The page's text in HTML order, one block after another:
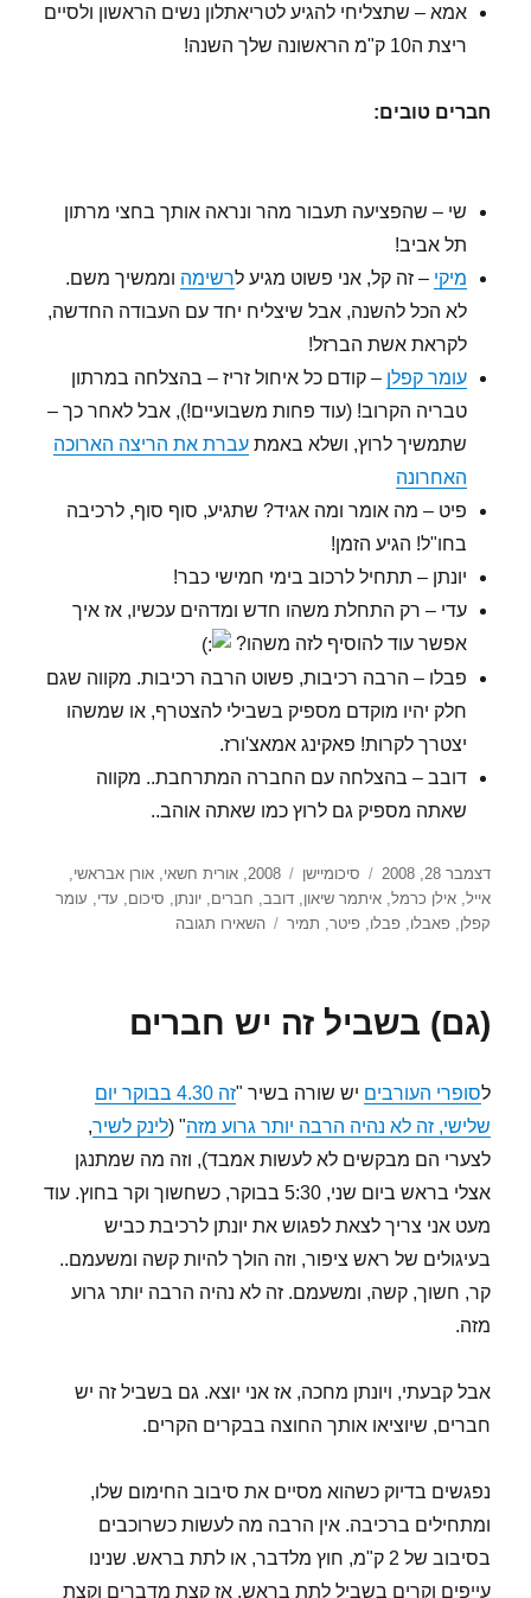
אמא – שתצליחי להגיע לטריאתלון נשים הראשון ולסיים
ריצת ה10 ק"מ הראשונה שלך השנה!
חברים טובים:
שי – שהפציעה תעבור מהר ונראה אותך בחצי מרתון
תל אביב!
מיקי – זה קל, אני פשוט מגיע לרשימה וממשיך משם.
לא הכל להשנה, אבל שיצליח יחד עם העבודה החדשה,
לקראת אשת הברזל!
עומר קפלן – קודם כל איחול זריז – בהצלחה במרתון
טבריה הקרוב! (עוד פחות משבועיים!), אבל לאחר כך –
שתמשיך לרוץ, ושלא באמתעברת את הריצה הארוכה
האחרונה
פיט – מה אומר ומה אגיד? שתגיע, סוף סוף, לרכיבה
בחו"ל! הגיע הזמן!
יונתן – תתחיל לרכוב בימי חמישי כבר!
עדי – רק התחלת משהו חדש ומדהים עכשיו, אז איך
אפשר עוד להוסיף לזה משהו?
פבלו – הרבה רכיבות, פשוט הרבה רכיבות. מקווה שגם
חלק יהיו מוקדם מספיק בשבילי להצטרף, או שמשהו
יצטרך לקרות! פאקינג אמאצ'ורז.
דובב – בהצלחה עם החברה המתרחבת.. מקווה
שאתה מספיק גם לרוץ כמו שאתה אוהב..
פורסם
בתאריך
דצמבר 28, 2008 קטגוריות
סיכומיישן תגיות
2008
,אורית חשאי ,אורן אבראשי
אייל ,אילן כרמל ,איתמר שיאון ,דובב חברים ,יונתן סיכום עדי
עומר
קפלן ,פאבלו ,פבלו ,פיטר תמיר השאירו תגובה
שתהיה
(גם) בשביל זה יש חברים
לסופרי העורבים יש שורה בשיר "
זה 4.30 בבוקר יום
שלישי, זה לא נהיה הרבה יותר גרוע מזה" (לינק לשיר,
לצערי הם מבקשים לא לעשות אמבד), וזה מה שמתנגן
אצלי בראש ביום שני, 5:30 בבוקר, כשחשוך וקר בחוץ. עוד
מעט אני צריך לצאת לפגוש את יונתן לרכיבת כביש
בעיגולים של ראש ציפור, וזה הולך להיות קשה ומשעמם..
קר, חשוך, קשה, ומשעמם. זה לא נהיה הרבה יותר גרוע
מזה.
אבל קבעתי, ויונתן מחכה, אז אני יוצא. גם בשביל זה יש
חברים, שיוציאו אותך החוצה בבקרים הקרים.
נפגשים בדיוק כשהוא מסיים את סיבוב החימום שלו,
ומתחילים ברכיבה. אין הרבה מה לעשות כשרוכבים
בסיבוב של 2 ק"מ, חוץ מלדבר, או לתת בראש. שנינו
עייפים וקרים בשביל לתת בראש, אז קצת מדברים וקצת